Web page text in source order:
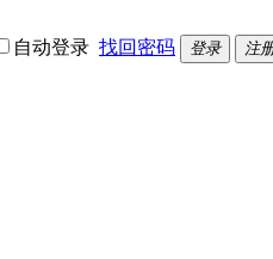
自动登录 找回密码 登录 注